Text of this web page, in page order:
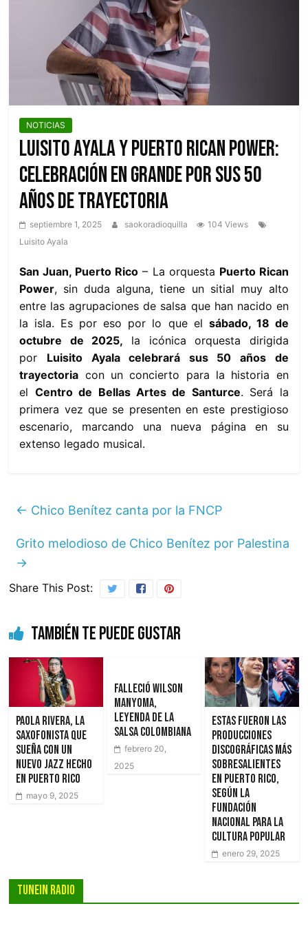
NOTICIAS
Luisito Ayala y Puerto Rican Power:
celebración en grande por sus 50
años de trayectoria
septiembre 1, 2025 saokoradioquilla
104 Views
Luisito Ayala
San Juan, Puerto Rico – La orquesta Puerto Rican
Power, sin duda alguna, tiene un sitial muy alto
entre las agrupaciones de salsa que han nacido en
la isla. Es por eso por lo que el sábado, 18 de
octubre de 2025, la icónica orquesta dirigida
por Luisito Ayala celebrará sus 50 años de
trayectoria con un concierto para la historia en
el Centro de Bellas Artes de Santurce. Será la
primera vez que se presenten en este prestigioso
escenario, marcando una nueva página en su
extenso legado musical.
← Chico Benítez canta por la FNCP
Grito melodioso de Chico Benítez por Palestina
→
Share This Post:
También te puede gustar
Paola Rivera, la
saxofonista que
sueña con un
nuevo jazz hecho
en Puerto Rico
mayo 9, 2025
Falleció Wilson
Manyoma,
leyenda de la
salsa colombiana
febrero 20,
2025
Estas fueron las
producciones
discográficas más
sobresalientes
en Puerto Rico,
según la
Fundación
Nacional para la
Cultura Popular
enero 29, 2025
Tunein Radio